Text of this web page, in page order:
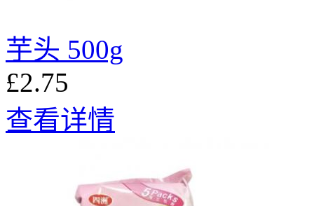
芋头 500g
£2.75
查看详情